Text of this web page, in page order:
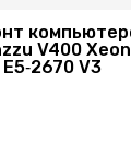
V400 Xeon
E5‑2670 V3